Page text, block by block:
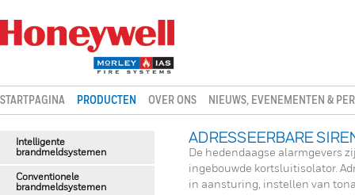
STARTPAGINA PRODUCTEN OVER ONS NIEUWS, EVENEMENTEN &
Intelligente
brandmeldsystemen
Conventionele
brandmeldsystemen
ADRESSEERBARE
De hedendaagse alarmgevers
ingebouwde kortsluitisolator.
in aansturing, instellen van